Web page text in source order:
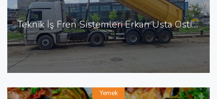
Teknik İş Fren Sistemleri Erkan Usta Ostim de Fren Tamiri
Yemek